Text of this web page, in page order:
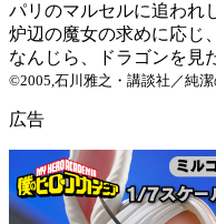
パリのマルセルに追われ
炉辺の魔女の求めに応じ
なんじら、ドラゴンを見
©2005,石川雅之・講談社／純
広告